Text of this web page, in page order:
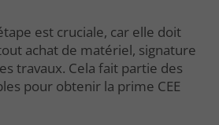
est cruciale, car elle doit
achat de matériel, signature
travaux. Cela fait partie des
pour obtenir la prime CEE